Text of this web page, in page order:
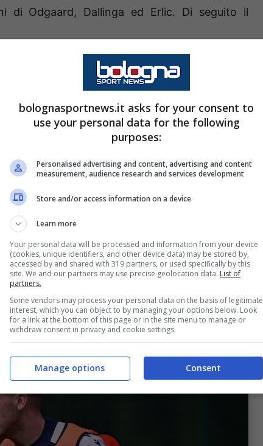
di Odgaard, Dallinga ed Erlic. Di seguito il
a Valles-Rio Pusteria. La
doppia seduta di lavoro sui
della località che ospita il ritiro
hanno svolto corsa sul campo,
tecnico-tattiche e partitella a
e Martin
continuano il
personalizzati.
bolognasportnews.it asks for your consent to
use your personal data for the following
purposes:
Personalised advertising and content, advertising and content
measurement, audience research and services development
Store and/or access information on a device
Learn more
Your personal data will be processed and information from your device
(cookies, unique identifiers, and other device data) may be stored by,
accessed by and shared with 319 partners, or used specifically by this
site. We and our partners may use precise geolocation data. List of
partners.
Some vendors may process your personal data on the basis of legitimate
interest, which you can object to by managing your options below. Look
for a link at the bottom of this page or in the site menu to manage or
withdraw consent in privacy and cookie settings.
Consent
Manage options